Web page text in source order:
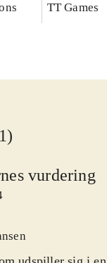
TT Games
vurdering